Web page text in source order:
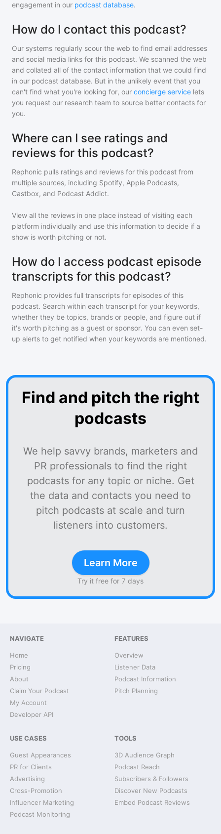
engagement in our podcast database.
How do I contact this podcast?
Our systems regularly scour the web to find email addresses
and social media links for this podcast. We scanned the web
and collated all of the contact information that we could find
in our podcast database. But in the unlikely event that you
can't find what you're looking for, our concierge service lets
you request our research team to source better contacts for
you.
Where can I see ratings and
reviews for this podcast?
Rephonic pulls ratings and reviews for this podcast from
multiple sources, including Spotify, Apple Podcasts,
Castbox, and Podcast Addict.
View all the reviews in one place instead of visiting each
platform individually and use this information to decide if a
show is worth pitching or not.
How do I access podcast episode
transcripts for this podcast?
Rephonic provides full transcripts for episodes of this
podcast. Search within each transcript for your keywords,
whether they be topics, brands or people, and figure out if
it's worth pitching as a guest or sponsor. You can even set-
up alerts to get notified when your keywords are mentioned.
Find and pitch the right
podcasts
We help savvy brands, marketers and
PR professionals to find the right
podcasts for any topic or niche. Get
the data and contacts you need to
pitch podcasts at scale and turn
listeners into customers.
Learn More
Try it free for 7 days
NAVIGATE
Home
Pricing
About
Claim Your Podcast
My Account
Developer API
FEATURES
Overview
Listener Data
Podcast Information
Pitch Planning
USE CASES
Guest Appearances
PR for Clients
Advertising
Cross-Promotion
Influencer Marketing
Podcast Monitoring
TOOLS
3D Audience Graph
Podcast Reach
Subscribers & Followers
Discover New Podcasts
Embed Podcast Reviews